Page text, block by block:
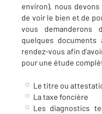
environ), nous
de voir le bien et de
vous demanderons
quelques
rendez-vous afin
pour une étude
Le titre ou
La taxe foncière
Les diagnostics